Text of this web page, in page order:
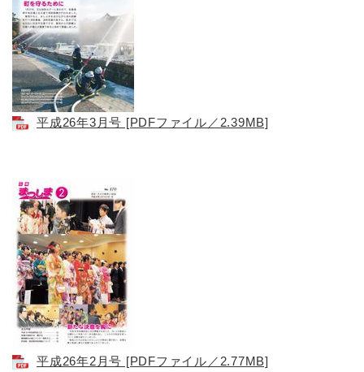
平成26年3月号 [PDFファイル／2.39MB]
平成26年2月号 [PDFファイル／2.77MB]